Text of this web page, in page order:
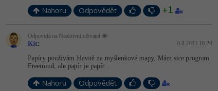
Nahoru Odpovědět +1
Odpovídá na Neaktivní uživatel
Kit: 6.8.2013 16:24
Papíry používám hlavně na myšlenkové mapy. Mám sice program
Freemind, ale papír je papír...
Nahoru Odpovědět